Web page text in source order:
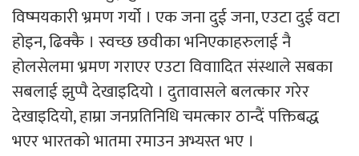
विष्मयकारी भ्रमण गर्यो । एक जना दुई जना, एउटा दुई वटा
होइन, ढिक्कै । स्वच्छ छवीका भनिएकाहरुलाई नै
होलसेलमा भ्रमण गराएर एउटा विवाादित संस्थाले सबका
सबलाई झुप्पै देखाइदियो । दुतावासले बलत्कार गरेर
देखाइदियो, हाम्रा जनप्रतिनिधि चमत्कार ठान्दैं पक्तिबद्ध
भएर भारतको भातमा रमाउन अभ्यस्त भए ।